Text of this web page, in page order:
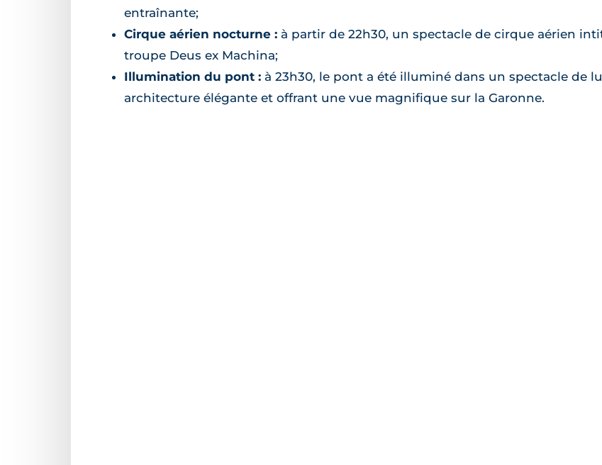
entraînante;
Cirque aérien nocturne : à partir de 22h30, un spectacle de cirque aérien
troupe Deus ex Machina;
Illumination du pont : à 23h30, le pont a été illuminé dans un spectacle de
architecture élégante et offrant une vue magnifique sur la Garonne.